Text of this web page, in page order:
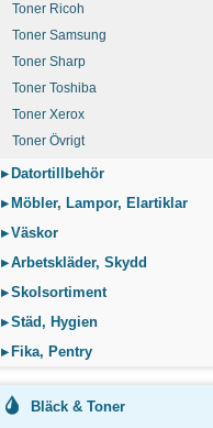
Toner Ricoh
Toner Samsung
Toner Sharp
Toner Toshiba
Toner Xerox
Toner Övrigt
▸ Datortillbehör
▸ Möbler, Lampor, Elartiklar
▸Väskor
▸Arbetskläder, Skydd
▸Skolsortiment
▸Städ, Hygien
▸ Fika, Pentry
Bläck & Toner
Kopieringspapper Nordic Office